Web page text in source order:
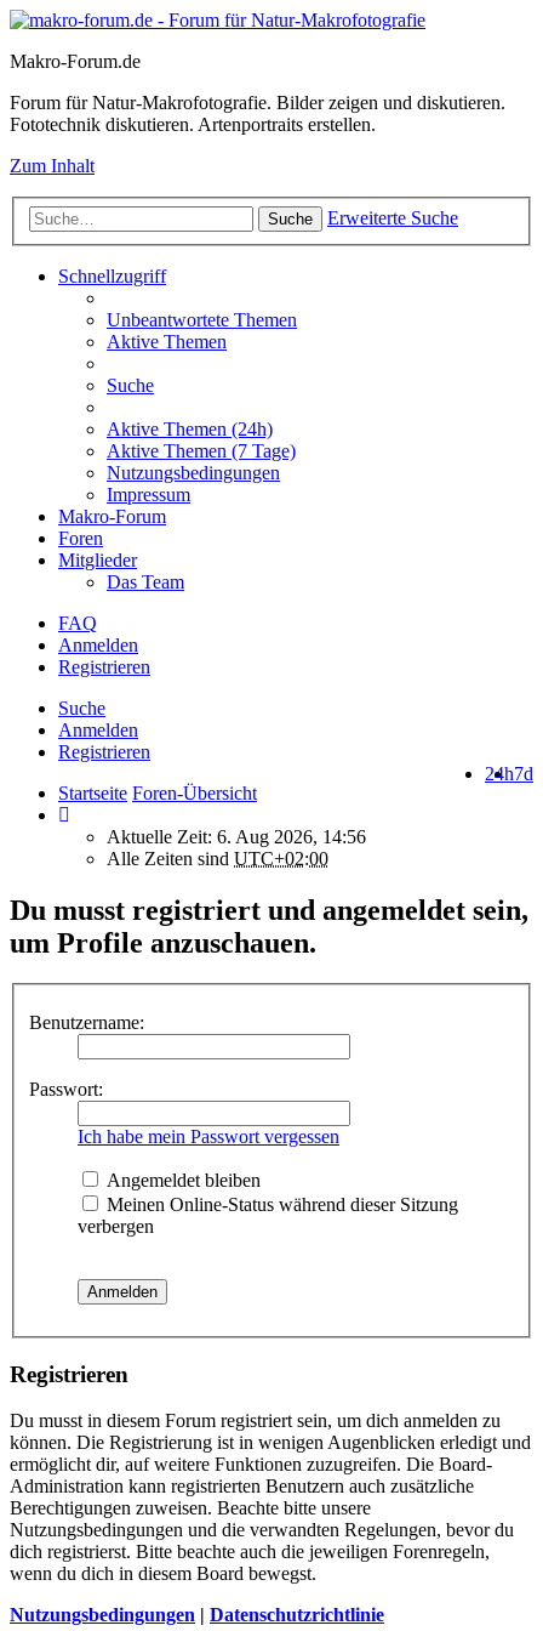
Makro-Forum.de
Forum für Natur-Makrofotografie. Bilder zeigen und diskutieren.
Fototechnik diskutieren. Artenportraits erstellen.
Zum Inhalt
Suche Erweiterte Suche
Schnellzugriff
Unbeantwortete Themen
Aktive Themen
Suche
Aktive Themen (24h)
Aktive Themen (7 Tage)
Nutzungsbedingungen
Impressum
Makro-Forum
Foren
Mitglieder
Das Team
FAQ
Anmelden
Registrieren
Suche
Anmelden
Registrieren
7d
24h
Startseite Foren-Übersicht
Aktuelle Zeit: 6. Aug 2026, 14:56
Alle Zeiten sind UTC+02:00
Du musst registriert und angemeldet sein,
um Profile anzuschauen.
Benutzername:
Passwort:
Ich habe mein Passwort vergessen
Angemeldet bleiben
Meinen Online-Status während dieser Sitzung
verbergen
Registrieren
Du musst in diesem Forum registriert sein, um dich anmelden zu
können. Die Registrierung ist in wenigen Augenblicken erledigt und
ermöglicht dir, auf weitere Funktionen zuzugreifen. Die Board-
Administration kann registrierten Benutzern auch zusätzliche
Berechtigungen zuweisen. Beachte bitte unsere
Nutzungsbedingungen und die verwandten Regelungen, bevor du
dich registrierst. Bitte beachte auch die jeweiligen Forenregeln,
wenn du dich in diesem Board bewegst.
Nutzungsbedingungen | Datenschutzrichtlinie